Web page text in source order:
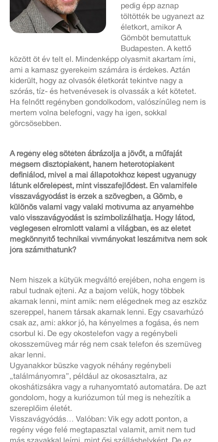
pedig épp aznap
töltötték be ugyanezt az
életkort, amikor A
Gömböt bemutattuk
Budapesten. A kettő
között öt év telt el. Mindenképp olyasmit akartam írni,
ami a kamasz gyerekeim számára is érdekes. Aztán
kiderült, hogy az olvasók életkorát tekintve nagy a
szórás, tíz- és hetvenévesek is olvassák a két kötetet.
Ha felnőtt regényben gondolkodom, valószínűleg nem is
mertem volna belefogni, vagy ha igen, sokkal
görcsösebben.
A regény elég sötéten ábrázolja a jövőt, a műfaját
mégsem disztópiaként, hanem heterotópiaként
definiálod, mivel a mai állapotokhoz képest ugyanúgy
látunk előrelépést, mint visszafejlődést. Én valamiféle
visszavágyódást is érzek a szövegben, a Gömb, e
különös valami vagy valaki motívuma az anyaméhbe
való visszavágyódást is szimbolizálhatja. Hogy látod,
véglegesen elromlott valami a világban, és az életet
megkönnyítő technikai vívmányokat leszámítva nem sok
jóra számíthatunk?
Nem hiszek a kütyük megváltó erejében, noha engem is
rabul tudnak ejteni. Az a bajom velük, hogy többek
akarnak lenni, mint amik: nem elégednek meg az eszköz
szereppel, hanem társak akarnak lenni. Egy csavarhúzó
csak az, ami: akkor jó, ha kényelmes a fogása, és nem
csorbul ki. De egy okostelefon vagy a regénybeli
okosszemüveg már rég nem csak telefon és szemüveg
akar lenni.
Ugyanakkor büszke vagyok néhány regénybeli
„találmányomra”, például az okosasztalra, az
okoshátizsákra vagy a ruhanyomtató automatára. De azt
gondolom, hogy a kuriózumon túl meg is nehezítik a
szereplőim életét.
Visszavágyódás… Valóban: Vik egy adott ponton, a
regény vége felé megtapasztal valamit, amit nem tud